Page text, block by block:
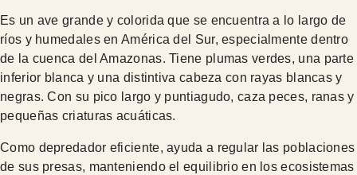
Es un ave grande y colorida que se encuentra a lo largo de
ríos y humedales en América del Sur, especialmente dentro
de la cuenca del Amazonas. Tiene plumas verdes, una parte
inferior blanca y una distintiva cabeza con rayas blancas y
negras. Con su pico largo y puntiagudo, caza peces, ranas y
pequeñas criaturas acuáticas.
Como depredador eficiente, ayuda a regular las poblaciones
de sus presas, manteniendo el equilibrio en los ecosistemas